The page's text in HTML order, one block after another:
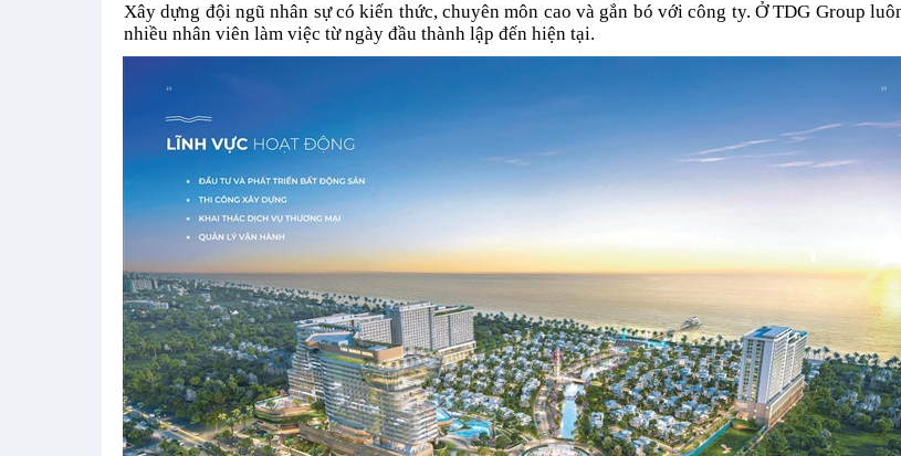
Xây dựng đội ngũ nhân sự có kiến thức, chuyên môn cao và gắn bó với công ty. Ở TDG Group
nhiều nhân viên làm việc từ ngày đầu thành lập đến hiện tại.